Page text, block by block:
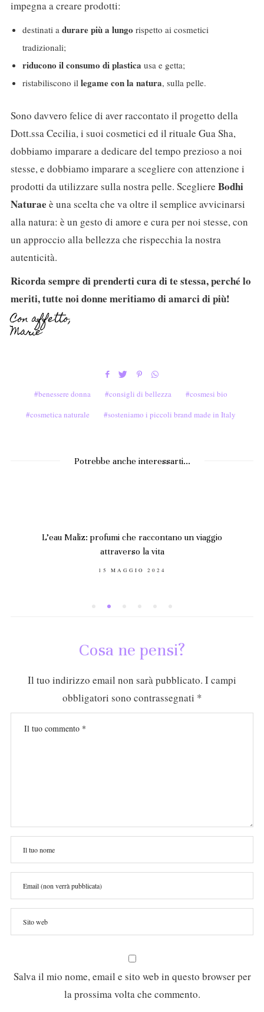
impegna a creare prodotti:
destinati adurare più a lungo rispetto ai cosmetici
tradizionali;
riducono il consumo di plasticausa e getta;
ristabiliscono illegame con la natura, sulla pelle.
Sono davvero felice di aver raccontato il progetto della
Dott.ssa Cecilia, i suoi cosmetici ed il rituale Gua Sha,
dobbiamo imparare a dedicare del tempo prezioso a noi
stesse, e dobbiamo imparare a scegliere con attenzione i
prodotti da utilizzare sulla nostra pelle. Scegliere Bodhi
Naturae è una scelta che va oltre il semplice avvicinarsi
alla natura: è un gesto di amore e cura per noi stesse, con
un approccio alla bellezza che rispecchia la nostra
autenticità.
Ricorda sempre di prenderti cura di te stessa, perché lo
meriti, tutte noi donne meritiamo di amarci di più!
Con affetto,
Marie
benessere donna consigli di bellezza
cosmesi bio
cosmetica naturale
sosteniamo i piccoli brand made in Italy
Potrebbe anche interessarti...
L’eau Maliz: profumi che raccontano un viaggio
attraverso la vita
POSTED
15 MAGGIO 2024
Cosa ne pensi?
Il tuo indirizzo email non sarà pubblicato. I campi
obbligatori sono contrassegnati *
Salva il mio nome, email e sito web in questo browser per
la prossima volta che commento.